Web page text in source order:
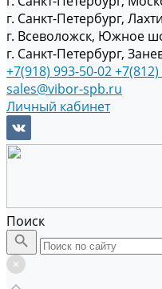
г. Санкт-Петербург,
г. Всеволожск, Южное
г. Санкт-Петербург,
+7(918) 993-50-02
sales@vibor-spb.ru
Личный кабинет
Поиск